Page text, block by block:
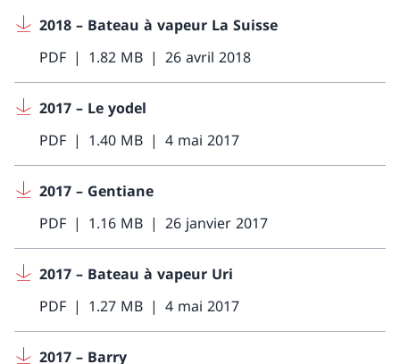
2018 – Bateau à vapeur La Suisse
PDF
1.82 MB 26 avril 2018
2017 – Le yodel
PDF
1.40 MB 4 mai 2017
2017 – Gentiane
PDF
1.16 MB 26 janvier 2017
2017 – Bateau à vapeur Uri
PDF
1.27 MB 4 mai 2017
2017 – Barry